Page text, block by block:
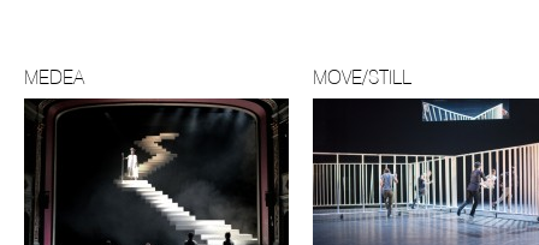
MEDEA MOVE/STILL